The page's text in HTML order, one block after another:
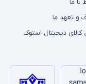
با ما
و تعهد ما
کالای دیجیتال استوک